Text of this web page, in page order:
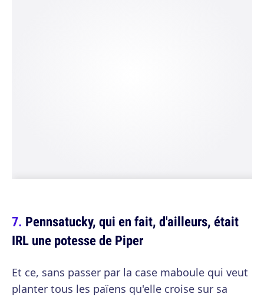
Pennsatucky, qui en fait, d'ailleurs, était
IRL une potesse de Piper
Et ce, sans passer par la case maboule qui veut
planter tous les païens qu'elle croise sur sa